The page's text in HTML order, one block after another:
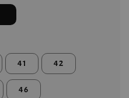
41 42
46